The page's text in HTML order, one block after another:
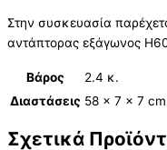
Στην συσκευασία
αντάπτορας εξάγωνος
Βάρος
2.4 κ.
Διαστάσεις 58 × 7 × 7 cm
Σχετικά